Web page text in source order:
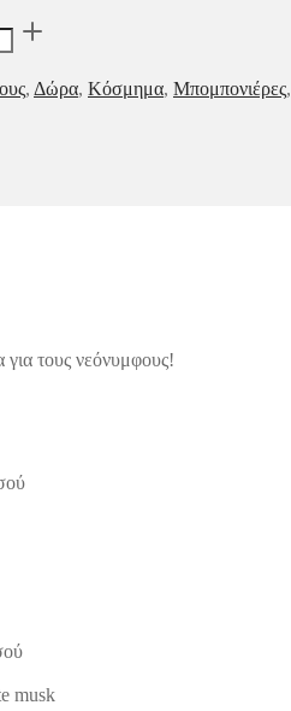
, Δώρα, Κόσμημα, Μπομπονιέρες,
για τους νεόνυμφους!
musk